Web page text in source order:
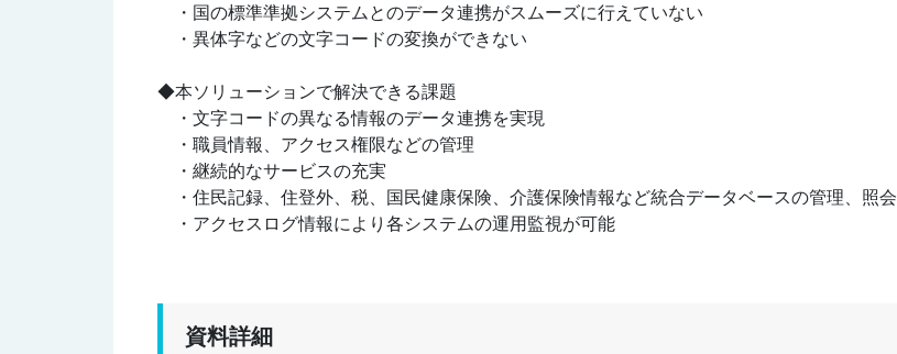
・国の標準準拠システムとのデータ連携がスムーズに行えていない
・異体字などの文字コードの変換ができない
◆本ソリューションで解決できる課題
・文字コードの異なる情報のデータ連携を実現
・職員情報、アクセス権限などの管理
・継続的なサービスの充実
・住民記録、住登外、税、国民健康保険、介護保険情報など統合データベースの管理、照会
・アクセスログ情報により各システムの運用監視が可能
資料詳細